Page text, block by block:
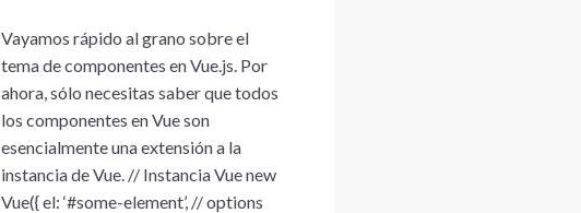
Vayamos rápido al grano sobre el
tema de componentes en Vue.js. Por
ahora, sólo necesitas saber que todos
los componentes en Vue son
esencialmente una extensión a la
instancia de Vue. // Instancia Vue new
Vue({ el: ‘#some-element’, // options